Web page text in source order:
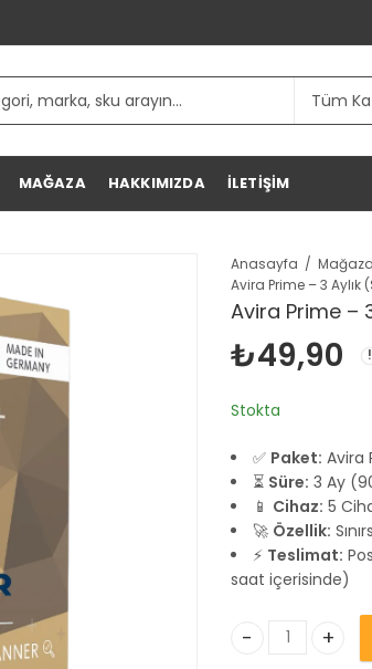
MAĞAZA HAKKIMIZDA İLETIŞIM
Anasayfa Mağaza
Avira Prime –
₺49,90
Stokta
✅ Paket: Avira
⏳ Süre: 3 Ay
📱 Cihaz: 5
🚀 Özellik:
⚡ Teslimat:
saat içerisinde)
Avira Prime - 3